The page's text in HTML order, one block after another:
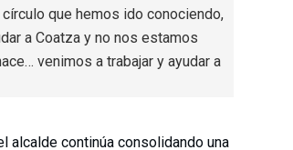
que hemos ido conociendo,
a Coatza y no nos estamos
venimos a trabajar y ayudar a
alcalde continúa consolidando una